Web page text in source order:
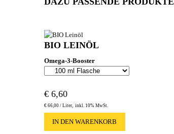
BIO LEINÖL
Omega-3-Booster
€ 6,60
€ 66,00 / Liter inkl. 10% MwSt.
IN DEN WARENKORB